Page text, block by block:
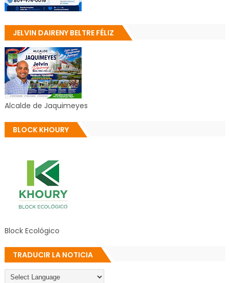
JELVIN DAIRENY BELTRE FÉLIZ
Alcalde de Jaquimeyes
BLOCK KHOURY
Block Ecológico
TRADUCIR LA NOTICIA